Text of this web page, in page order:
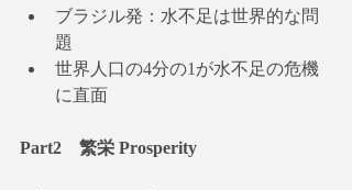
ブラジル発：水不足は世界的な問
題
世界人口の4分の1が水不足の危機
に直面
Part2　繁栄 Prosperity